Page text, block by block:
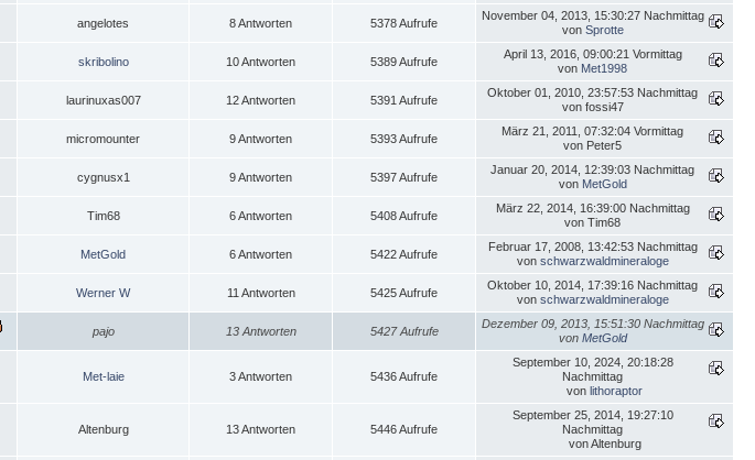
angelotes 8 Antworten 5378 Aufrufe
November 04, 2013, 15:30:27 Nachmittag
von Sprotte
skribolino 10 Antworten 5389 Aufrufe
April 13, 2016, 09:00:21 Vormittag
von Met1998
laurinuxas007 12 Antworten 5391 Aufrufe
Oktober 01, 2010, 23:57:53 Nachmittag
von fossi47
micromounter 9 Antworten 5393 Aufrufe
März 21, 2011, 07:32:04 Vormittag
von Peter5
cygnusx1 9 Antworten 5397 Aufrufe
Januar 20, 2014, 12:39:03 Nachmittag
von MetGold
Tim68 6 Antworten 5408 Aufrufe
März 22, 2014, 16:39:00 Nachmittag
von Tim68
MetGold 6 Antworten 5422 Aufrufe
Februar 17, 2008, 13:42:53 Nachmittag
von schwarzwaldmineraloge
Werner W 11 Antworten 5425 Aufrufe
Oktober 10, 2014, 17:39:16 Nachmittag
von schwarzwaldmineraloge
pajo 13 Antworten 5427 Aufrufe
Dezember 09, 2013, 15:51:30 Nachmittag
von MetGold
Met-laie 3 Antworten 5436 Aufrufe
September 10, 2024, 20:18:28
Nachmittag
von lithoraptor
Altenburg 13 Antworten 5446 Aufrufe
September 25, 2014, 19:27:10
Nachmittag
von Altenburg